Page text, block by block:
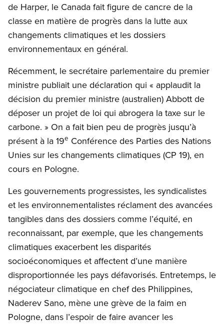
de Harper, le Canada fait figure de cancre de la
classe en matière de progrès dans la lutte aux
changements climatiques et les dossiers
environnementaux en général.
Récemment, le secrétaire parlementaire du premier
ministre publiait une déclaration qui « applaudit la
décision du premier ministre (australien) Abbott de
déposer un projet de loi qui abrogera la taxe sur le
carbone. » On a fait bien peu de progrès jusqu’à
présent à la 19e Conférence des Parties des Nations
Unies sur les changements climatiques (CP 19), en
cours en Pologne.
Les gouvernements progressistes, les syndicalistes
et les environnementalistes réclament des avancées
tangibles dans des dossiers comme l’équité, en
reconnaissant, par exemple, que les changements
climatiques exacerbent les disparités
socioéconomiques et affectent d’une manière
disproportionnée les pays défavorisés. Entretemps, le
négociateur climatique en chef des Philippines,
Naderev Sano, mène une grève de la faim en
Pologne, dans l’espoir de faire avancer les